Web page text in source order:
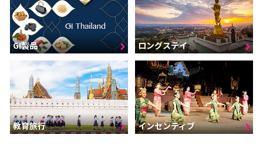
GI製品 ロングステイ
教育旅行 インセンティブ